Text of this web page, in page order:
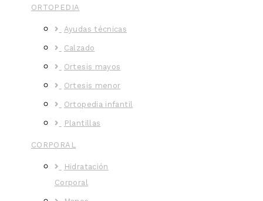
ORTOPEDIA
Ayudas técnicas
Calzado
Ortesis mayos
Ortesis menor
Ortopedia infantil
Plantillas
CORPORAL
Hidratación
Corporal